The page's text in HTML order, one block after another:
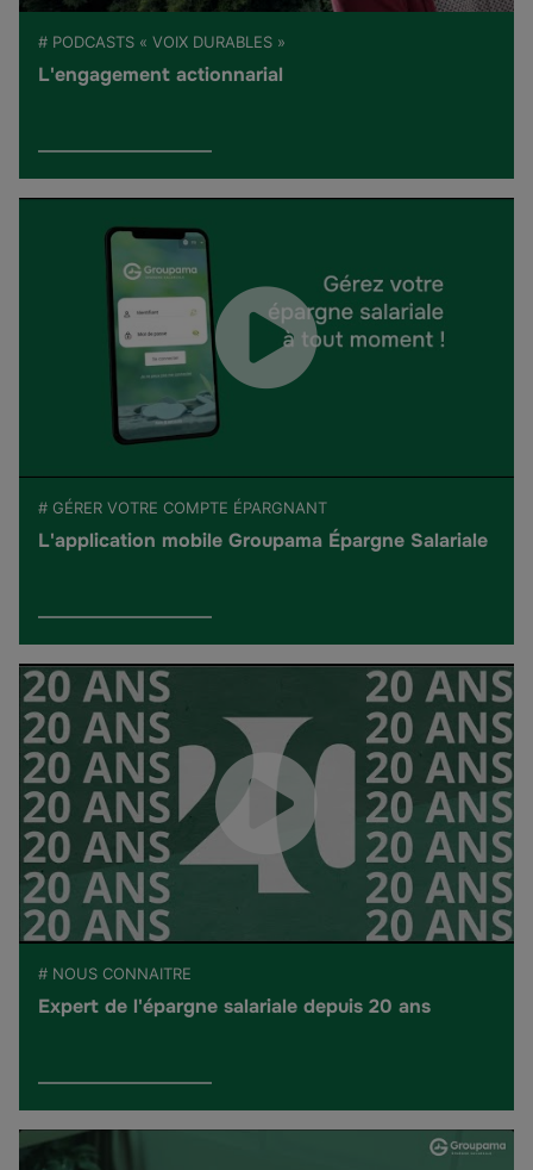
# PODCASTS « VOIX DURABLES »
L'engagement actionnarial
# GÉRER VOTRE COMPTE ÉPARGNANT
L'application mobile Groupama Épargne Salariale
# NOUS CONNAITRE
Expert de l'épargne salariale depuis 20 ans